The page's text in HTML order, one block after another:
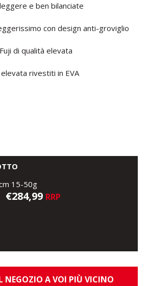
e ben bilanciate
con design anti-groviglio
di qualità elevata
rivestiti in EVA
15-50g
€284,99 RRP
NEGOZIO A VOI PIÙ VICINO